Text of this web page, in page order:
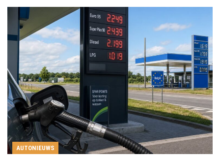
AUTONIEUWS